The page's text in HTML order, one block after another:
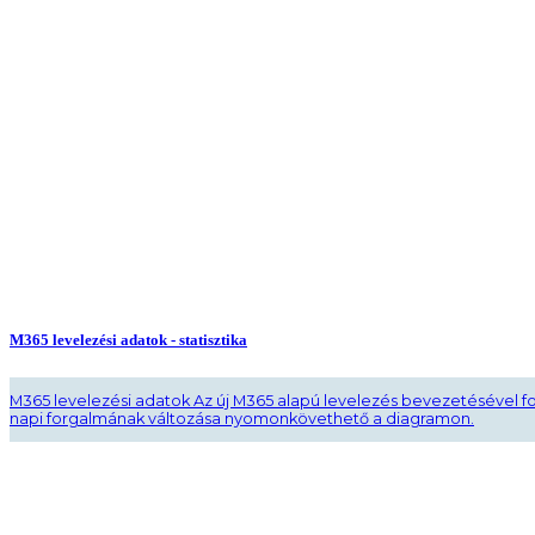
M365 levelezési adatok - statisztika
M365 levelezési adatok Az új M365 alapú levelezés
napi forgalmának változása nyomonkövethető a diagramon.